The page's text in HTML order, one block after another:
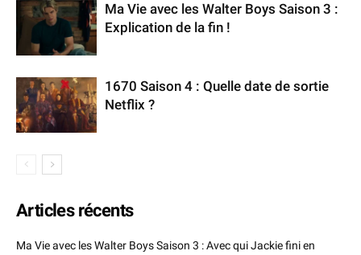
Ma Vie avec les Walter Boys Saison 3 :
Explication de la fin !
1670 Saison 4 : Quelle date de sortie
Netflix ?
Articles récents
Ma Vie avec les Walter Boys Saison 3 : Avec qui Jackie fini en